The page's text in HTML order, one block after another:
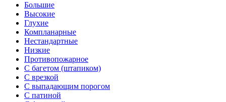
Большие
Высокие
Глухие
Компланарные
Нестандартные
Низкие
Противопожарное
С багетом (штапиком)
С врезкой
С выпадающим порогом
С патиной